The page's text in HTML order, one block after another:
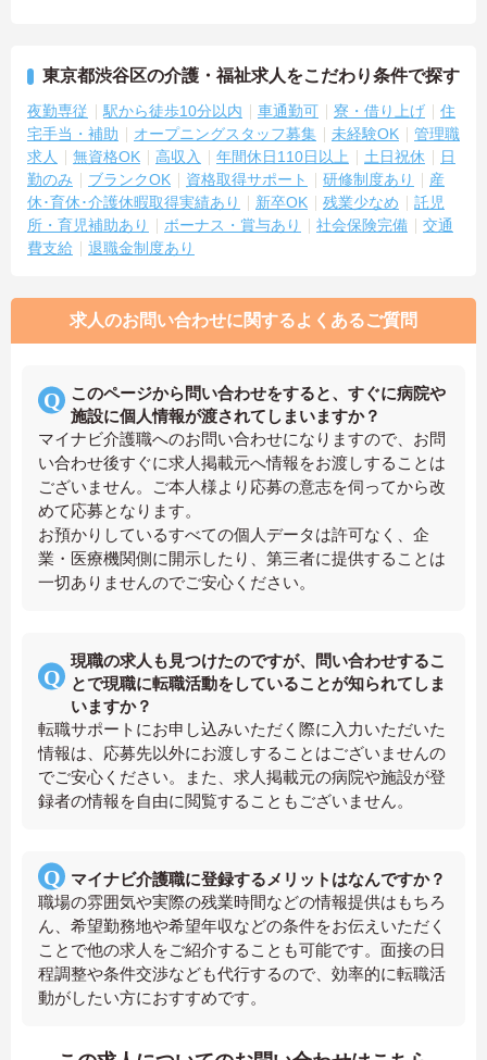
東京都渋谷区の介護・福祉求人をこだわり条件で探す
夜勤専従 駅から徒歩10分以内 車通勤可 寮・借り上げ
住
宅手当・補助
オープニングスタッフ募集 未経験OK
管理職
求人
無資格OK 高収入 年間休日110日以上 土日祝休
日
勤のみ
ブランクOK 資格取得サポート 研修制度あり
産
休･育休･介護休暇取得実績あり
新卒OK 残業少なめ
託児
所・育児補助あり
ボーナス・賞与あり 社会保険完備
交通
費支給
退職金制度あり
求人のお問い合わせに関するよくあるご質問
このページから問い合わせをすると、すぐに病院や
施設に個人情報が渡されてしまいますか？
マイナビ介護職へのお問い合わせになりますので、お問
い合わせ後すぐに求人掲載元へ情報をお渡しすることは
ございません。ご本人様より応募の意志を伺ってから改
めて応募となります。
お預かりしているすべての個人データは許可なく、企
業・医療機関側に開示したり、第三者に提供することは
一切ありませんのでご安心ください。
現職の求人も見つけたのですが、問い合わせするこ
とで現職に転職活動をしていることが知られてしま
いますか？
転職サポートにお申し込みいただく際に入力いただいた
情報は、応募先以外にお渡しすることはございませんの
でご安心ください。また、求人掲載元の病院や施設が登
録者の情報を自由に閲覧することもございません。
マイナビ介護職に登録するメリットはなんですか？
職場の雰囲気や実際の残業時間などの情報提供はもちろ
ん、希望勤務地や希望年収などの条件をお伝えいただく
ことで他の求人をご紹介することも可能です。面接の日
程調整や条件交渉なども代行するので、効率的に転職活
動がしたい方におすすめです。